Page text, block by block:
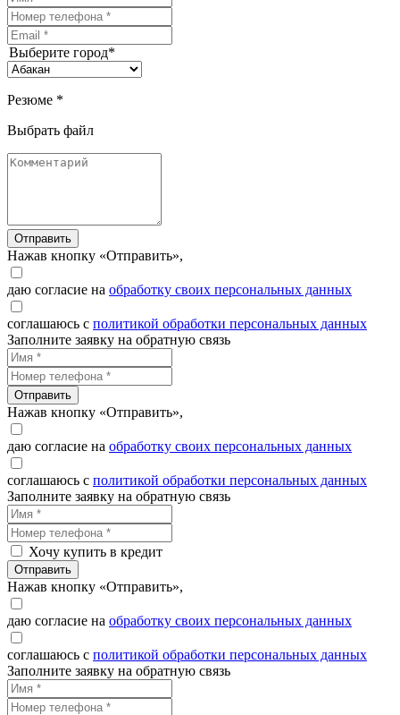
Выберите город*
Резюме *
Выбрать файл
Отправить
Нажав кнопку «Отправить»,
даю согласие на обработку своих персональных данных
соглашаюсь с политикой обработки персональных данных
Заполните заявку на обратную связь
Отправить
Нажав кнопку «Отправить»,
даю согласие на обработку своих персональных данных
соглашаюсь с политикой обработки персональных данных
Заполните заявку на обратную связь
Хочу купить в кредит
Отправить
Нажав кнопку «Отправить»,
даю согласие на обработку своих персональных данных
соглашаюсь с политикой обработки персональных данных
Заполните заявку на обратную связь